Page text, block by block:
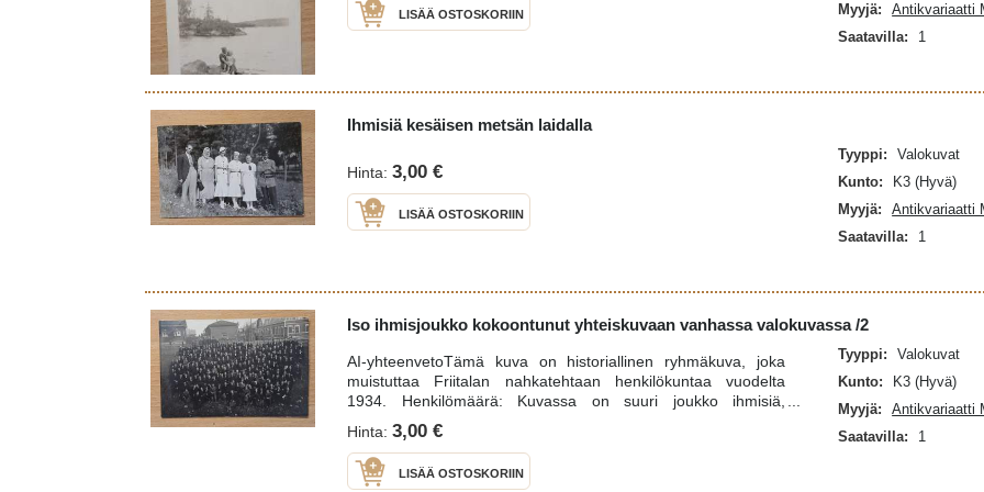
LISÄÄ OSTOSKORIIN
Myyjä:
Antikvariaatti
Saatavilla:
1
Ihmisiä kesäisen metsän laidalla
Hinta: 3,00 €
LISÄÄ OSTOSKORIIN
Tyyppi:
Valokuvat
Kunto:
K3 (Hyvä)
Myyjä:
Antikvariaatti
Saatavilla:
1
Iso ihmisjoukko kokoontunut yhteiskuvaan vanhassa valokuvassa /2
AI-yhteenvetoTämä kuva on historiallinen ryhmäkuva, joka
muistuttaa Friitalan nahkatehtaan henkilökuntaa vuodelta
1934. Henkilömäärä: Kuvassa on suuri joukko ihmisiä,
mahdollisesti jopa satoja, istumassa ja seisomassa
ulkona.Tausta: Ryhmä on kuvattu puurakennusten, kuten
tehtaan tai vastaavan suuren rakennuksen,
edustalla.Pukeutuminen: Ihmiset on pukeutuneet 1930-luvun
Hinta: 3,00 €
LISÄÄ OSTOSKORIIN
Tyyppi:
Valokuvat
Kunto:
K3 (Hyvä)
Myyjä:
Antikvariaatti
Saatavilla:
1